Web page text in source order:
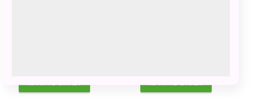
КУПИТЬ БИЛЕТ КУПИТЬ БИЛЕТ